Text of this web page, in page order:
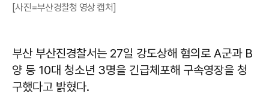
[사진=부산경찰청 영상 캡처]
부산 부산진경찰서는 27일 강도상해 혐의로 A군과 B
양 등 10대 청소년 3명을 긴급체포해 구속영장을 청
구했다고 밝혔다.